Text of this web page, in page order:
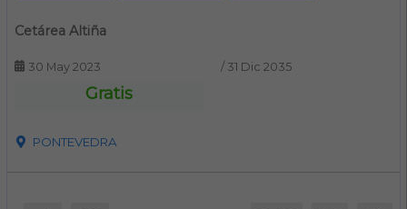
Cetárea Altiña
30 May 2023 / 31 Dic 2035
Gratis
PONTEVEDRA